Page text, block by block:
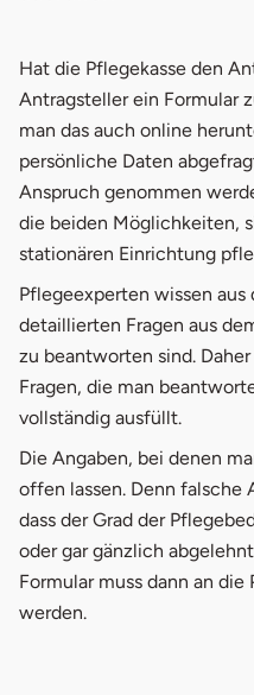
Hat die Pflegekasse den
Antragsteller ein Formular
man das auch online
persönliche Daten
Anspruch genommen
die beiden Möglichkeiten,
stationären Einrichtung
Pflegeexperten wissen aus
detaillierten Fragen aus
zu beantworten sind.
Fragen, die man
vollständig ausfüllt.
Die Angaben, bei denen
offen lassen. Denn falsche
dass der Grad der
oder gar gänzlich
Formular muss dann an
werden.